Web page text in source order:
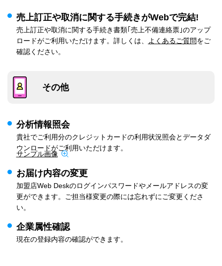
売上訂正や取消に関する手続きがWebで完結!
売上訂正や取消に関する手続き書類｢売上不備連絡票｣のアップ
ロードがご利用いただけます。詳しくは、
よくあるご質問をご
確認ください。
その他
分析情報照会
貴社でご利用分のクレジットカードの利用状況照会とデータダ
ウンロードがご利用いただけます。
サンプル画像
お届け内容の変更
加盟店Web Deskのログインパスワードやメールアドレスの変
更ができます。ご担当様変更の際には忘れずにご変更くださ
い。
企業属性確認
現在の登録内容の確認ができます。